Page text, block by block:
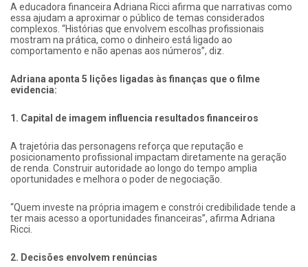
A educadora financeira Adriana Ricci afirma que narrativas como
essa ajudam a aproximar o público de temas considerados
complexos. “Histórias que envolvem escolhas profissionais
mostram na prática, como o dinheiro está ligado ao
comportamento e não apenas aos números”, diz.
Adriana aponta 5 lições ligadas às finanças que o filme
evidencia:
1. Capital de imagem influencia resultados financeiros
A trajetória das personagens reforça que reputação e
posicionamento profissional impactam diretamente na geração
de renda. Construir autoridade ao longo do tempo amplia
oportunidades e melhora o poder de negociação.
“Quem investe na própria imagem e constrói credibilidade tende a
ter mais acesso a oportunidades financeiras”, afirma Adriana
Ricci.
2. Decisões envolvem renúncias